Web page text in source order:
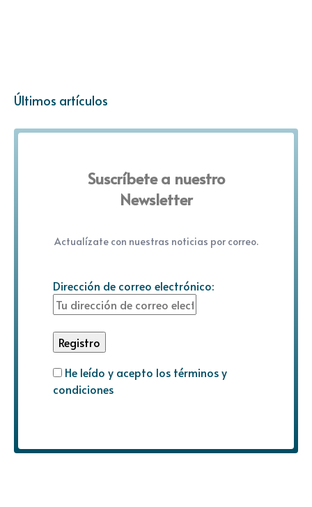
Últimos artículos
Suscríbete a nuestro
Newsletter
Actualízate con nuestras noticias por correo.
Dirección de correo electrónico:
He leído y acepto los términos y
condiciones